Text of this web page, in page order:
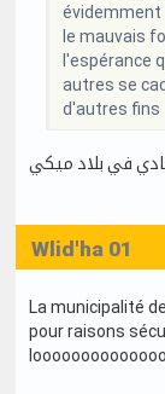
évidemment
le mauvais
l'espérance
autres se
d'autres fins
في بلاد ميكي
Wlid'ha 01
La municipalité
pour raisons